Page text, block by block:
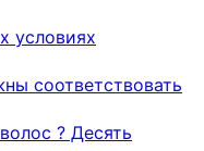
условиях
? Десять